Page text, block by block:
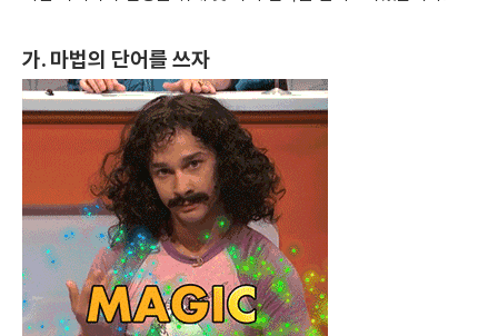
가. 마법의 단어를 쓰자